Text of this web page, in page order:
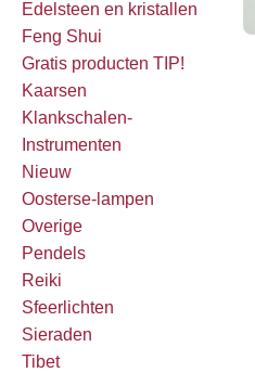
Edelsteen en kristallen
Feng Shui
Gratis producten TIP!
Kaarsen
Klankschalen-
Instrumenten
Nieuw
Oosterse-lampen
Overige
Pendels
Reiki
Sfeerlichten
Sieraden
Tibet